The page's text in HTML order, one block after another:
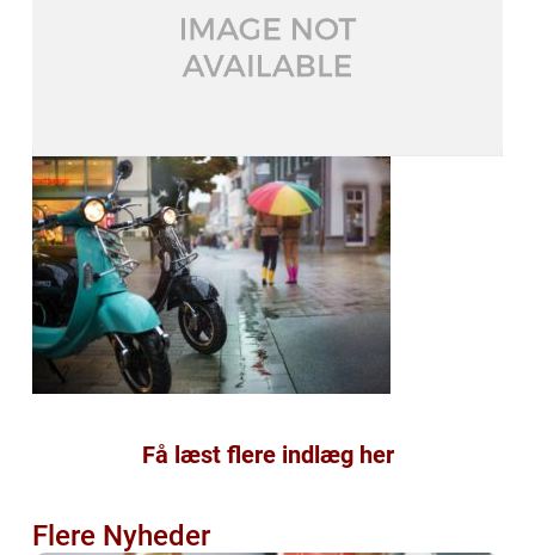
Få læst flere indlæg her
Flere Nyheder